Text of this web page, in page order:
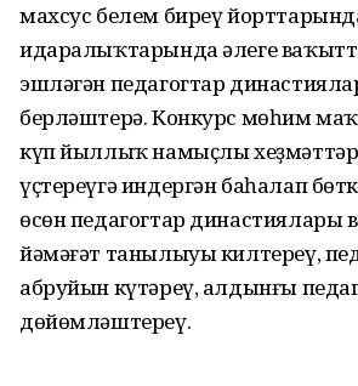
махсус белем биреү
идаралыҡтарында әлеге
эшләгән педагогтар
берләштерә. Конкурс мөһим
күп йыллыҡ намыҫлы
үҫтереүгә индергән баһалап
өсөн педагогтар династиялары
йәмәғәт танылыуы килтереү,
абруйын күтәреү, алдынғы
дөйөмләштереү.